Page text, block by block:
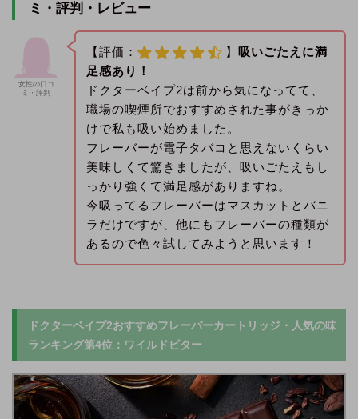
ミ・評判・レビュー
女性の口コ
ミ・評判
【評価： 】 吸いごたえに満
足感あり！
ドクターベイプ2は前から気になってて、
職場の喫煙所でおすすめされた事がきっか
けで私も吸い始めました。
フレーバーが電子タバコと思えないくらい
美味しくて驚きましたが、吸いごたえもし
っかり強くて満足感がありますね。
今吸ってるフレーバーはマスカットとバニ
ラだけですが、他にもフレーバーの種類が
あるので色々試してみようと思います！
ドクターベイプ2おすすめフレーバーカートリッジ・人気の味
ランキング第4位：ワイルドビター